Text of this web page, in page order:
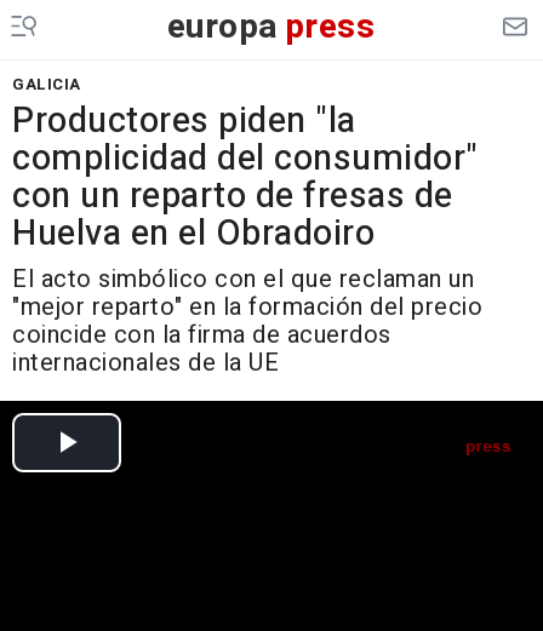
europa press
GALICIA
Productores piden "la
complicidad del consumidor"
con un reparto de fresas de
Huelva en el Obradoiro
El acto simbólico con el que reclaman un
"mejor reparto" en la formación del precio
coincide con la firma de acuerdos
internacionales de la UE